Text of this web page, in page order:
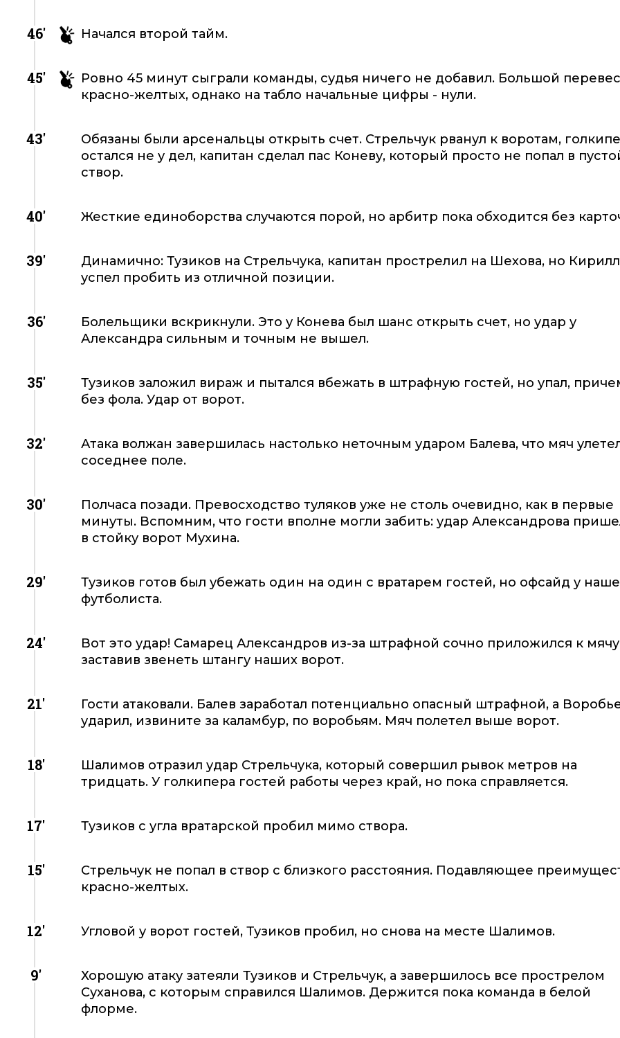
46' Начался второй тайм.
45'
Ровно 45 минут сыграли команды, судья ничего не добавил. Большой перевес
красно-желтых, однако на табло начальные цифры - нули.
43'
Обязаны были арсенальцы открыть счет. Стрельчук рванул к воротам,
остался не у дел, капитан сделал пас Коневу, который просто не попал в
створ.
40' Жесткие единоборства случаются порой, но арбитр пока обходится без
39'
Динамично: Тузиков на Стрельчука, капитан прострелил на Шехова, но
успел пробить из отличной позиции.
36'
Болельщики вскрикнули. Это у Конева был шанс открыть счет, но удар у
Александра сильным и точным не вышел.
35'
Тузиков заложил вираж и пытался вбежать в штрафную гостей, но упал,
без фола. Удар от ворот.
32'
Атака волжан завершилась настолько неточным ударом Балева, что мяч
соседнее поле.
30'
Полчаса позади. Превосходство туляков уже не столь очевидно, как в первые
минуты. Вспомним, что гости вполне могли забить: удар Александрова
в стойку ворот Мухина.
29'
Тузиков готов был убежать один на один с вратарем гостей, но офсайд у
футболиста.
24'
Вот это удар! Самарец Александров из-за штрафной сочно приложился к
заставив звенеть штангу наших ворот.
21'
Гости атаковали. Балев заработал потенциально опасный штрафной, а
ударил, извините за каламбур, по воробьям. Мяч полетел выше ворот.
18'
Шалимов отразил удар Стрельчука, который совершил рывок метров на
тридцать. У голкипера гостей работы через край, но пока справляется.
17' Тузиков с угла вратарской пробил мимо створа.
15'
Стрельчук не попал в створ с близкого расстояния. Подавляющее
красно-желтых.
12' Угловой у ворот гостей, Тузиков пробил, но снова на месте Шалимов.
9'
Хорошую атаку затеяли Тузиков и Стрельчук, а завершилось все прострелом
Суханова, с которым справился Шалимов. Держится пока команда в белой
флорме.